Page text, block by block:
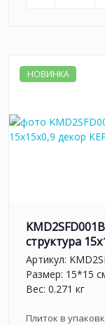
НОВИНКА
структура
Артикул:
Размер: 15*15
Вес: 0.271 кг
Плиток в